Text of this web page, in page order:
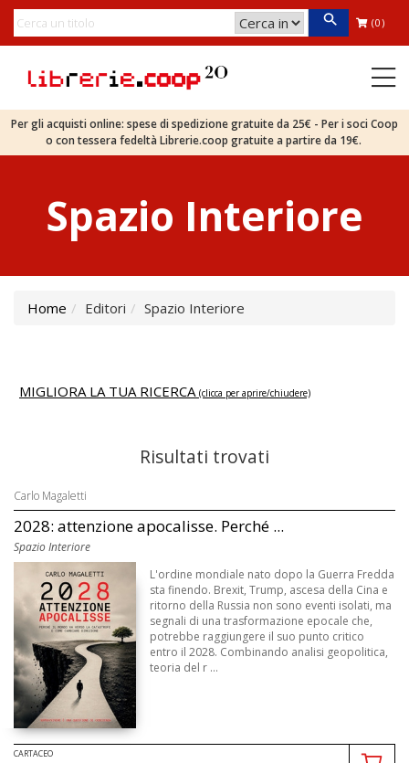
(0)
Per gli acquisti online: spese di spedizione gratuite da 25€ - Per i soci Coop
o con tessera fedeltà Librerie.coop gratuite a partire da 19€.
Spazio Interiore
Home Editori Spazio Interiore
MIGLIORA LA TUA RICERCA (clicca per aprire/chiudere)
Risultati trovati
Carlo Magaletti
2028: attenzione apocalisse. Perché ...
Spazio Interiore
L'ordine mondiale nato dopo la Guerra Fredda
sta finendo. Brexit, Trump, ascesa della Cina e
ritorno della Russia non sono eventi isolati, ma
segnali di una trasformazione epocale che,
potrebbe raggiungere il suo punto critico
entro il 2028. Combinando analisi geopolitica,
teoria del r ...
CARTACEO